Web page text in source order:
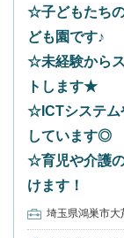
☆子どもたち
ども園です♪
☆未経験から
トします★
☆ICTシステム
しています◎
☆育児や介護
けます！
埼玉県鴻巣市大